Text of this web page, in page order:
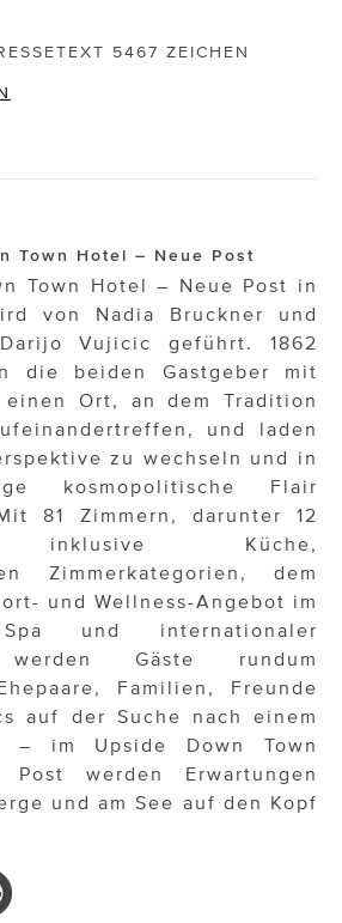
5467 ZEICHEN
Town Hotel – Neue Post
Town Hotel – Neue Post in
von Nadia Bruckner und
Vujicic geführt. 1862
die beiden Gastgeber mit
einen Ort, an dem Tradition
und laden
zu wechseln und in
kosmopolitische Flair
81 Zimmern, darunter 12
inklusive Küche,
Zimmerkategorien, dem
und Wellness-Angebot im
Spa und internationaler
werden Gäste rundum
Familien, Freunde
auf der Suche nach einem
– im Upside Down Town
werden Erwartungen
und am See auf den Kopf